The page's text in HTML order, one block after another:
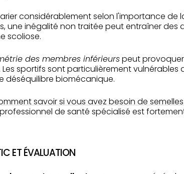
considérablement selon l'importance de
une inégalité non traitée peut entraîner
scoliose.
des membres inférieurspeut
sportifs sont particulièrement
déséquilibre biomécanique.
savoir si vous avez besoin de
de santé spécialisé est
ET ÉVALUATION